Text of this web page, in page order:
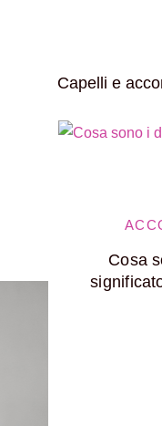
Capelli e
Cosa